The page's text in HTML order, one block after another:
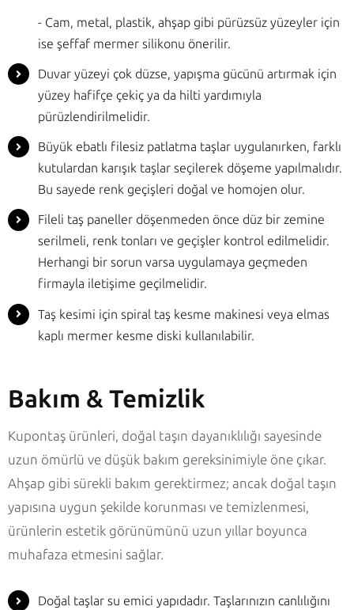
- Cam, metal, plastik, ahşap gibi pürüzsüz yüzeyler için
ise şeffaf mermer silikonu önerilir.
Duvar yüzeyi çok düzse, yapışma gücünü artırmak için
yüzey hafifçe çekiç ya da hilti yardımıyla
pürüzlendirilmelidir.
Büyük ebatlı filesiz patlatma taşlar uygulanırken, farklı
kutulardan karışık taşlar seçilerek döşeme yapılmalıdır.
Bu sayede renk geçişleri doğal ve homojen olur.
Fileli taş paneller döşenmeden önce düz bir zemine
serilmeli, renk tonları ve geçişler kontrol edilmelidir.
Herhangi bir sorun varsa uygulamaya geçmeden
firmayla iletişime geçilmelidir.
Taş kesimi için spiral taş kesme makinesi veya elmas
kaplı mermer kesme diski kullanılabilir.
Bakım & Temizlik
Kupontaş ürünleri, doğal taşın dayanıklılığı sayesinde
uzun ömürlü ve düşük bakım gereksinimiyle öne çıkar.
Ahşap gibi sürekli bakım gerektirmez; ancak doğal taşın
yapısına uygun şekilde korunması ve temizlenmesi,
ürünlerin estetik görünümünü uzun yıllar boyunca
muhafaza etmesini sağlar.
Doğal taşlar su emici yapıdadır. Taşlarınızın canlılığını